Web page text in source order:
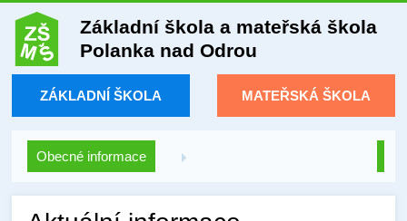
Základní škola a mateřská škola
Polanka nad Odrou
ZÁKLADNÍ ŠKOLA MATEŘSKÁ ŠKOLA
Obecné informace